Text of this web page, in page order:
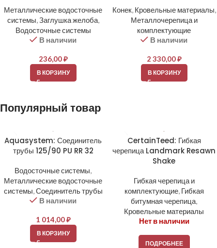
Металлические водосточные
системы,Заглушка желоба,
Водосточные системы
В наличии
236,00₽
В КОРЗИНУ
Конек, Кровельные материалы,
Металлочерепица и
комплектующие
В наличии
2 330,00₽
В КОРЗИНУ
Популярный товар
Aquasystem: Соединитель
трубы 125/90 PU RR 32
Водосточные системы,
Металлические водосточные
системы,Соединитель трубы
В наличии
1 014,00₽
В КОРЗИНУ
CertainTeed: Гибкая
черепица Landmark Resawn
Shake
Гибкая черепица и
комплектующие, Гибкая
битумная черепица,
Кровельные материалы
Нет в наличии
ПОДРОБНЕЕ